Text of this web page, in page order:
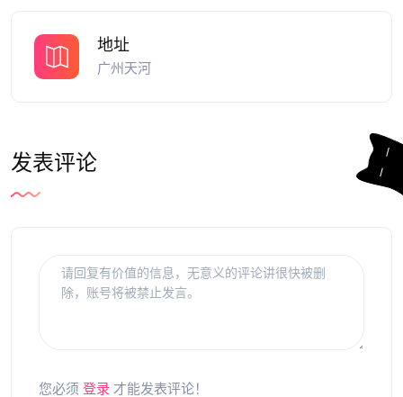
地址
广州天河
发表评论
您必须 登录 才能发表评论！